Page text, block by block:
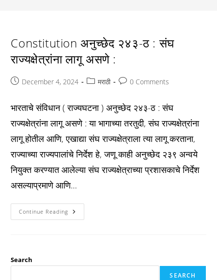
Constitution अनुच्छेद २४३-ठ : संघ
राज्यक्षेत्रांना लागू असणे :
PostDecember 4, 2024
Postमराठी
Post0 Comments
भारताचे संविधान ( राज्यघटना ) अनुच्छेद २४३-ठ : संघ
राज्यक्षेत्रांना लागू असणे : या भागाच्या तरतुदी, संघ राज्यक्षेत्रांना
लागू होतील आणि, एखाद्या संघ राज्यक्षेत्राला त्या लागू करताना,
राज्याच्या राज्यपालांचे निर्देश हे, जणू काही अनुच्छेद २३९ अन्वये
नियुक्त करण्यात आलेल्या संघ राज्यक्षेत्राच्या प्रशासकाचे निर्देश
असल्याप्रमाणे आणि…
Continue Reading Constitution
अनुच्छेद
असणे
Search
SEARCH